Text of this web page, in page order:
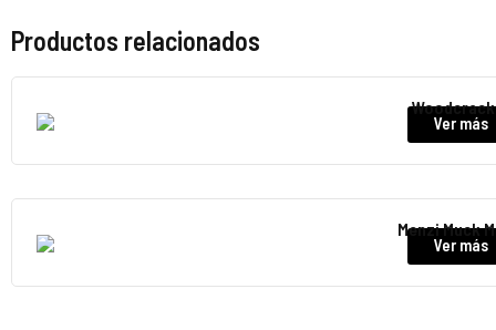
Productos relacionados
Ver más
Menzi Muck
Ver más